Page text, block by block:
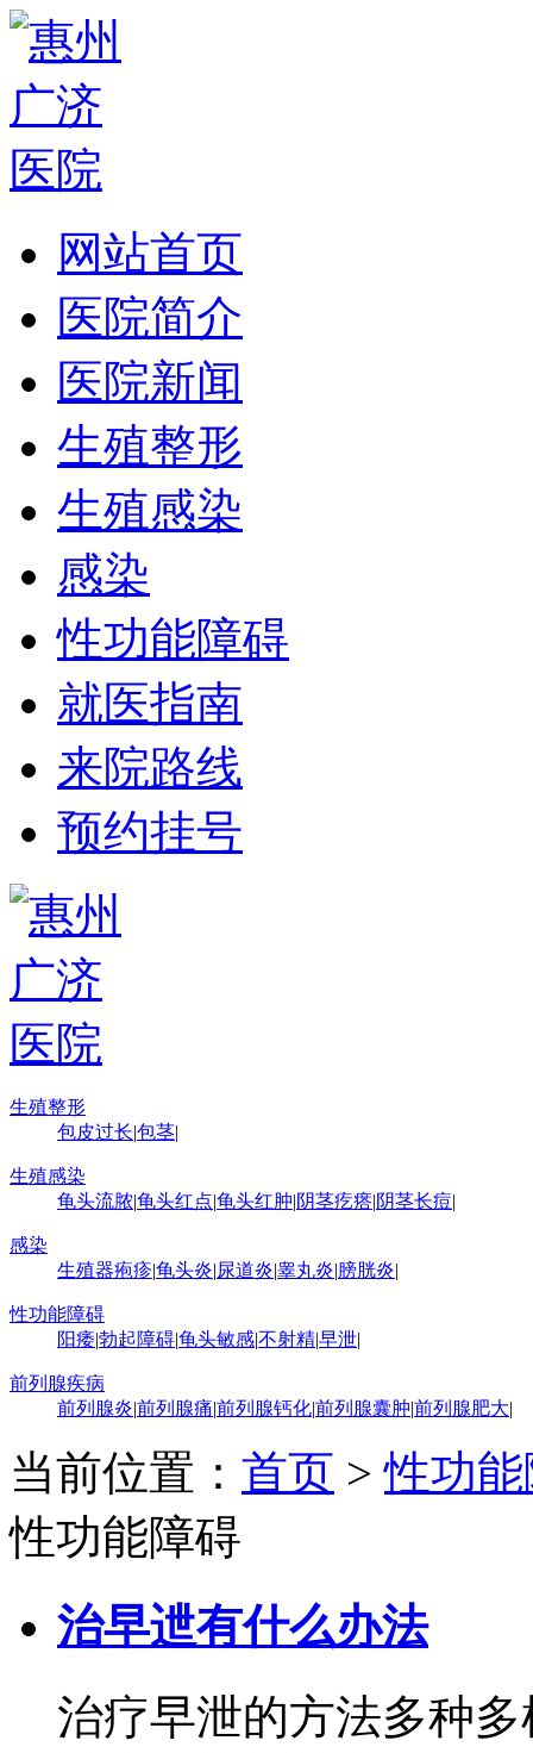
网站首页
医院简介
医院新闻
生殖整形
生殖感染
感染
性功能障碍
就医指南
来院路线
预约挂号
生殖整形
包皮过长|包茎|
生殖感染
龟头流脓|龟头红点|龟头红肿|阴茎疙瘩|阴茎长痘|
感染
生殖器疱疹|龟头炎|尿道炎|睾丸炎|膀胱炎|
性功能障碍
阳痿|勃起障碍|龟头敏感|不射精|早泄|
前列腺疾病
前列腺炎|前列腺痛|前列腺钙化|前列腺囊肿|前列腺肥大|
当前位置： 首页 >性功
性功能障碍
治早迣有什么办法
治疗早泄的方法多种